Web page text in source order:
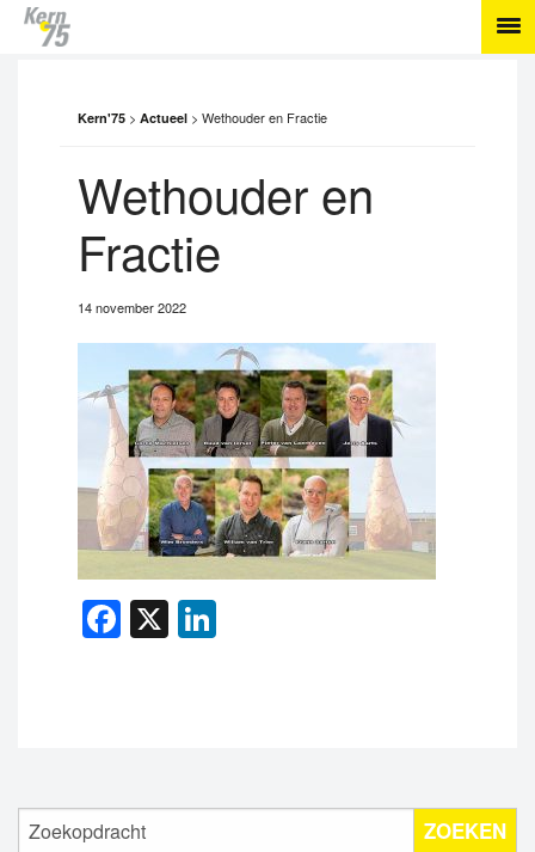
Kern'75 > Actueel > Wethouder en Fractie
Wethouder en
Fractie
14 november 2022
Facebook
X
ZOEKEN